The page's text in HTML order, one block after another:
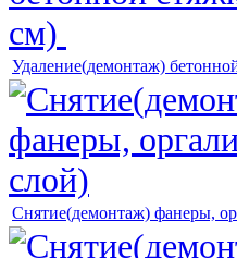
Удаление(демонтаж)
Снятие(демонтаж) фанеры,